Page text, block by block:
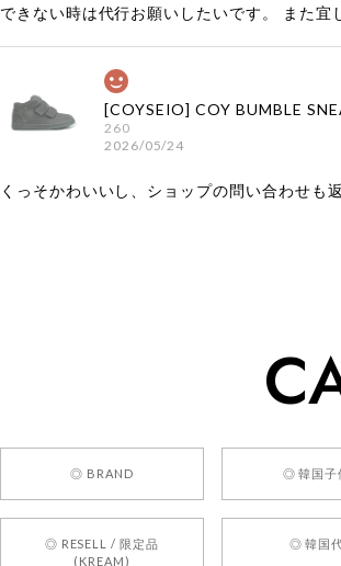
できない時は代行お願いしたいです。 また
260
2026/05/24
くっそかわいいし、ショップの問い合わせも
2026/05/24
◎ BRAND ◎ 韓国子
◎ RESELL / 限定品
(KREAM)
◎ 韓国